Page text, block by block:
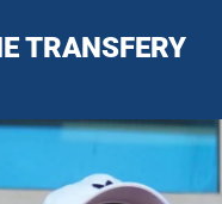
TRANSFERY